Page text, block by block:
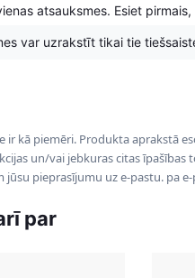
atsauksmes. Esiet
var uzrakstīt tikai tie
kā piemēri. Produkta aprakstā
un/vai jebkuras citas
jūsu pieprasījumu uz e-pastu. pa
par